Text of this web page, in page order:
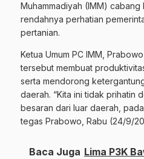
Muhammadiyah (IMM)
rendahnya perhatian
pertanian.
Ketua Umum PC IMM,
tersebut membuat
serta mendorong
daerah. “Kita ini tidak prihatin
besaran dari luar daerah,
tegas Prabowo, Rabu (24/9/
Baca Juga Lima P3K